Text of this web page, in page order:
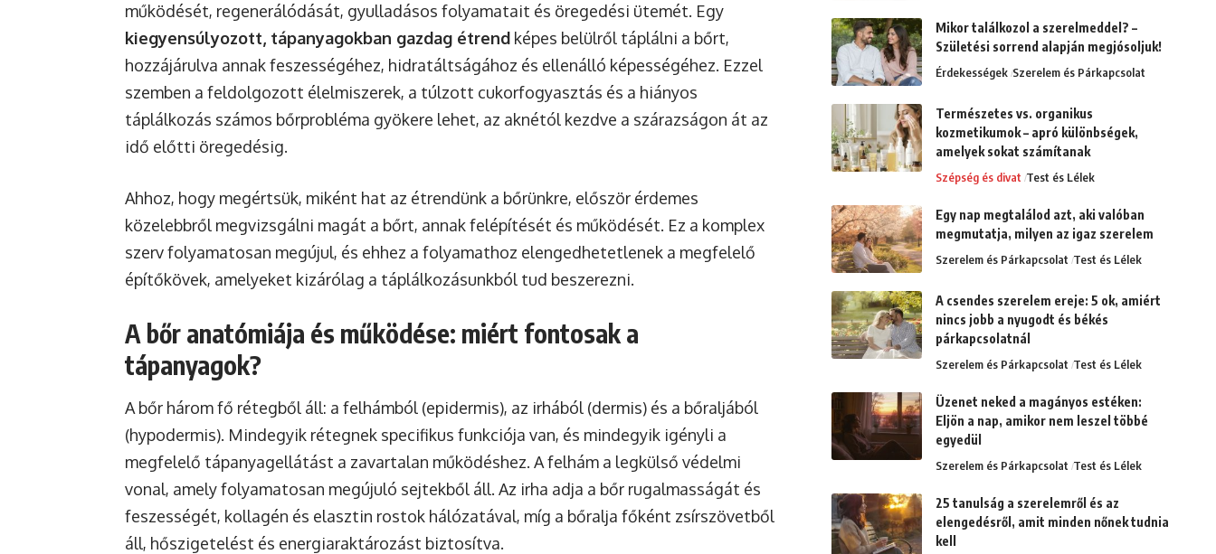
működését, regenerálódását, gyulladásos folyamatait és öregedési ütemét. Egy
kiegyensúlyozott, tápanyagokban gazdag étrend képes belülről táplálni a bőrt,
hozzájárulva annak feszességéhez, hidratáltságához és ellenálló képességéhez. Ezzel
szemben a feldolgozott élelmiszerek, a túlzott cukorfogyasztás és a hiányos
táplálkozás számos bőrprobléma gyökere lehet, az aknétól kezdve a szárazságon át az
idő előtti öregedésig.
Ahhoz, hogy megértsük, miként hat az étrendünk a bőrünkre, először érdemes
közelebbről megvizsgálni magát a bőrt, annak felépítését és működését. Ez a komplex
szerv folyamatosan megújul, és ehhez a folyamathoz elengedhetetlenek a megfelelő
építőkövek, amelyeket kizárólag a táplálkozásunkból tud beszerezni.
A bőr anatómiája és működése: miért fontosak a
tápanyagok?
A bőr három fő rétegből áll: a felhámból (epidermis), az irhából (dermis) és a bőraljából
(hypodermis). Mindegyik rétegnek specifikus funkciója van, és mindegyik igényli a
megfelelő tápanyagellátást a zavartalan működéshez. A felhám a legkülső védelmi
vonal, amely folyamatosan megújuló sejtekből áll. Az irha adja a bőr rugalmasságát és
feszességét, kollagén és elasztin rostok hálózatával, míg a bőralja főként zsírszövetből
áll, hőszigetelést és energiaraktározást biztosítva.
Mikor találkozol a szerelmeddel? –
Születési sorrend alapján megjósoljuk!
Érdekességek Szerelem és Párkapcsolat
Természetes vs. organikus
kozmetikumok – apró különbségek,
amelyek sokat számítanak
Szépség és divat Test és Lélek
Egy nap megtalálod azt, aki valóban
megmutatja, milyen az igaz szerelem
Szerelem és Párkapcsolat Test és Lélek
A csendes szerelem ereje: 5 ok, amiért
nincs jobb a nyugodt és békés
párkapcsolatnál
Szerelem és Párkapcsolat Test és Lélek
Üzenet neked a magányos estéken:
Eljön a nap, amikor nem leszel többé
egyedül
Szerelem és Párkapcsolat Test és Lélek
25 tanulság a szerelemről és az
elengedésről, amit minden nőnek tudnia
kell